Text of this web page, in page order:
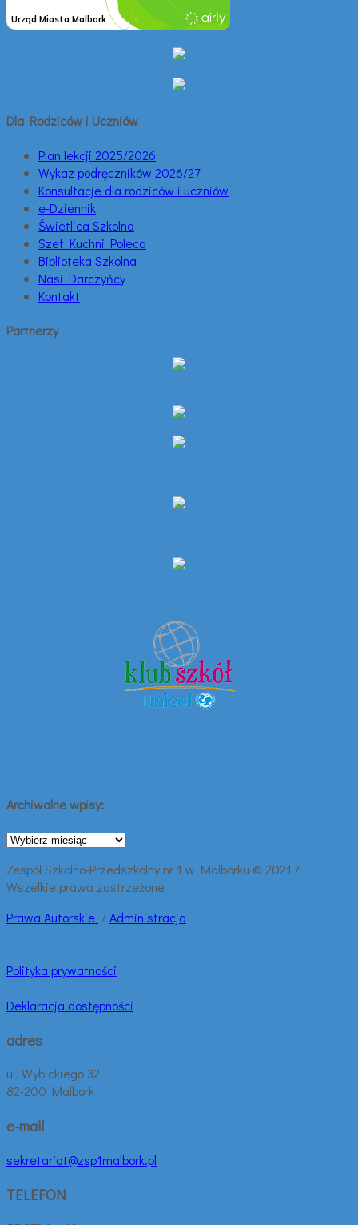
Dla Rodziców i Uczniów
Plan lekcji 2025/2026
Wykaz podręczników 2026/27
Konsultacje dla rodziców i uczniów
e-Dziennik
Świetlica Szkolna
Szef Kuchni Poleca
Biblioteka Szkolna
Nasi Darczyńcy
Kontakt
Partnerzy
Archiwalne wpisy:
Archiwalne
Zespół Szkolno-Przedszkolny nr 1 w Malborku © 2021 /
Wszelkie prawa zastrzeżone
Prawa Autorskie /Administracja
Polityka prywatności
Deklaracja dostępności
adres
ul. Wybickiego 32
82-200 Malbork
e-mail
sekretariat@zsp1malbork.pl
TELEFON